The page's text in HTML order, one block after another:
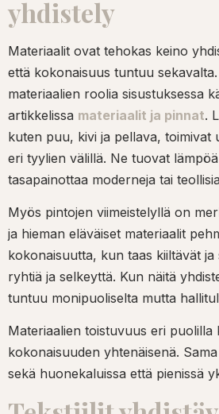
yhdistely
Materiaalit ovat tehokas keino
että kokonaisuus tuntuu
materiaalien roolia sisustuksessa
artikkelissa materiaalit ja pinnat.
kuten puu, kivi ja pellava, toimivat
eri tyylien välillä. Ne tuovat
tasapainottaa moderneja tai
Myös pintojen viimeistelyllä on
ja hieman eläväiset materiaalit
kokonaisuutta, kun taas kiiltävät
ryhtiä ja selkeyttä. Kun näitä
tuntuu monipuoliselta mutta
Materiaalien toistuvuus eri puolilla
kokonaisuuden yhtenäisenä.
sekä huonekaluissa että pienissä